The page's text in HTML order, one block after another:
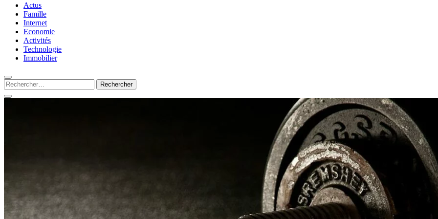
Silamots : le magazine presse incontournable du
Actus
Famille
Internet
Economie
Activités
Technologie
Immobilier
Rechercher :